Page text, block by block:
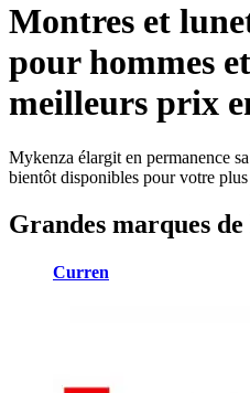
Montres et
pour hommes
meilleurs prix
Mykenza élargit en permanence
bientôt disponibles pour votre
Grandes marques de
Curren